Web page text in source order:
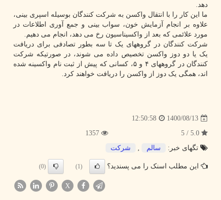
دهد.
ما این کار را با انتقال واکسن به شرکت کنندگان بوسیله اسپری بینی،
علاوه بر انجام آزمایش خون، سواب بینی و جمع آوری اطلاعات در
مورد علائمی که بعد از واکسیناسیون رخ می دهد، انجام می دهیم.
شرکت کنندگان در گروههای یک تا سه بطور تصادفی برای دریافت
یک یا دو دوز واکسن تخصیص داده می شوند، در صورتیکه شرکت
کنندگان در گروههای ۴ و ۵، کسانی که پیش از ثبت نام واکسینه شده
اند، همگی یک دوز از واکسن را دریافت خواهند کرد.
1400/08/13
12:50:58
تگهای خبر:
سالم , شركت
این مطلب اسنک را می پسندید؟ (1)
(0)
X